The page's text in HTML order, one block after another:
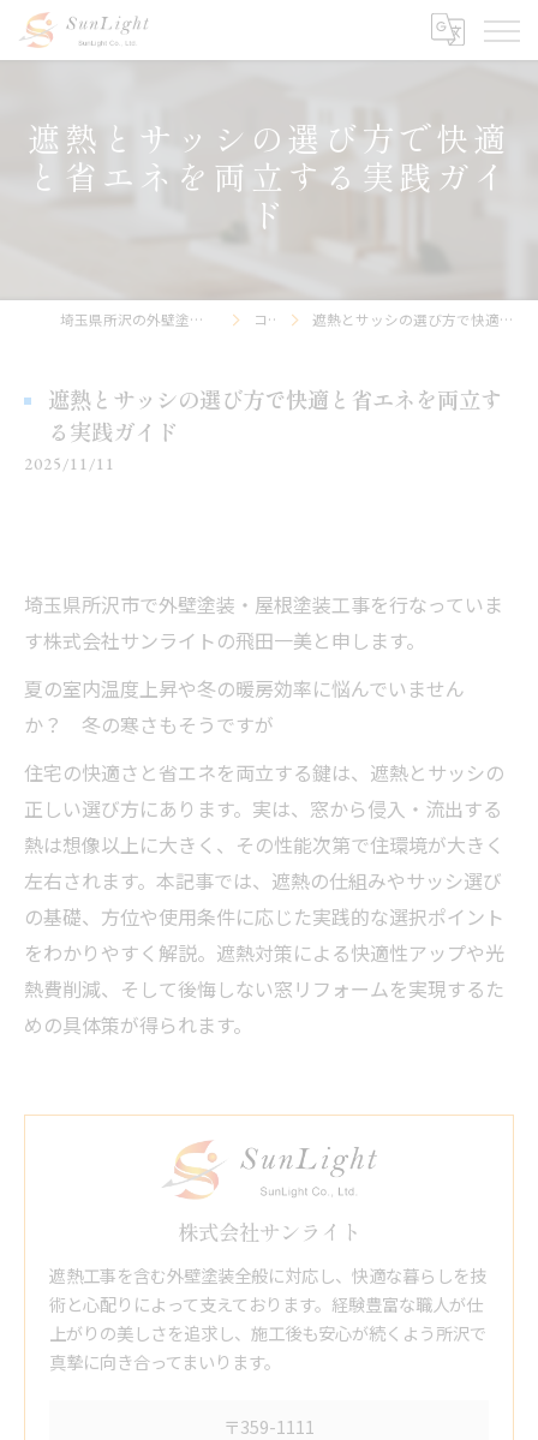
遮熱とサッシの選び方で快適
と省エネを両立する実践ガイ
ド
埼玉県所沢の外壁塗装なら株式会社サンライト コラム 遮熱とサッシの選び方で快適と省エネを両立する実践ガイド
遮熱とサッシの選び方で快適と省エネを両立す
る実践ガイド
2025/11/11
埼玉県所沢市で外壁塗装・屋根塗装工事を行なっていま
す株式会社サンライトの飛田一美と申します。
夏の室内温度上昇や冬の暖房効率に悩んでいません
か？ 冬の寒さもそうですが
住宅の快適さと省エネを両立する鍵は、遮熱とサッシの
正しい選び方にあります。実は、窓から侵入・流出する
熱は想像以上に大きく、その性能次第で住環境が大きく
左右されます。本記事では、遮熱の仕組みやサッシ選び
の基礎、方位や使用条件に応じた実践的な選択ポイント
をわかりやすく解説。遮熱対策による快適性アップや光
熱費削減、そして後悔しない窓リフォームを実現するた
めの具体策が得られます。
株式会社サンライト
遮熱工事を含む外壁塗装全般に対応し、快適な暮らしを技
術と心配りによって支えております。経験豊富な職人が仕
上がりの美しさを追求し、施工後も安心が続くよう所沢で
真摯に向き合ってまいります。
〒359-1111